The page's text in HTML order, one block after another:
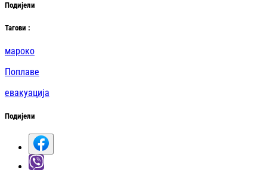
Подијели
Тагови :
мароко
Поплаве
евакуација
Подијели